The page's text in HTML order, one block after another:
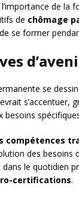
de
de chômage
se former
se
s’accentuer,
besoins
compétences
des
dans le
certifications.